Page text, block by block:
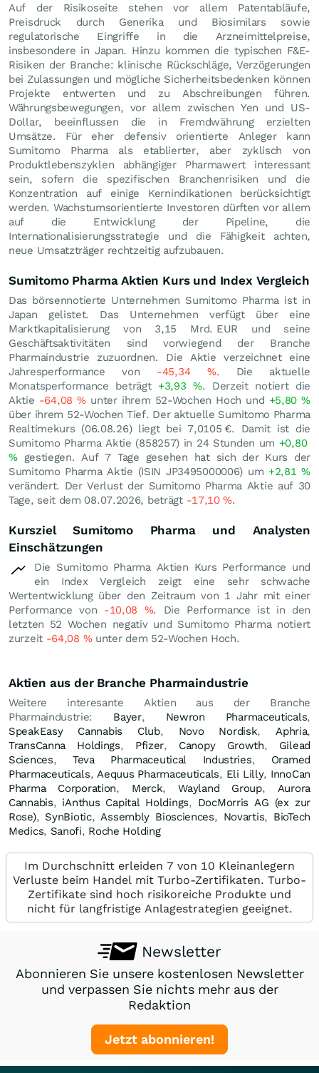
Auf der Risikoseite stehen vor allem Patentabläufe,
Preisdruck durch Generika und Biosimilars sowie
regulatorische Eingriffe in die Arzneimittelpreise,
insbesondere in Japan. Hinzu kommen die typischen F&E-
Risiken der Branche: klinische Rückschläge, Verzögerungen
bei Zulassungen und mögliche Sicherheitsbedenken können
Projekte entwerten und zu Abschreibungen führen.
Währungsbewegungen, vor allem zwischen Yen und US-
Dollar, beeinflussen die in Fremdwährung erzielten
Umsätze. Für eher defensiv orientierte Anleger kann
Sumitomo Pharma als etablierter, aber zyklisch von
Produktlebenszyklen abhängiger Pharmawert interessant
sein, sofern die spezifischen Branchenrisiken und die
Konzentration auf einige Kernindikationen berücksichtigt
werden. Wachstumsorientierte Investoren dürften vor allem
auf die Entwicklung der Pipeline, die
Internationalisierungsstrategie und die Fähigkeit achten,
neue Umsatzträger rechtzeitig aufzubauen.
Sumitomo Pharma Aktien Kurs und Index Vergleich
Das börsennotierte Unternehmen Sumitomo Pharma ist in
Japan gelistet. Das Unternehmen verfügt über eine
Marktkapitalisierung von 3,15 Mrd. EUR und seine
Geschäftsaktivitäten sind vorwiegend der Branche
Pharmaindustrie zuzuordnen. Die Aktie verzeichnet eine
Jahresperformance von -45,34 %. Die aktuelle
Monatsperformance beträgt +3,93%. Derzeit notiert die
Aktie -64,08%unter ihrem 52-Wochen Hoch und +5,80%
über ihrem 52-Wochen Tief. Der aktuelle Sumitomo Pharma
Realtimekurs (06.08.26) liegt bei 7,0105 €. Damit ist die
Sumitomo Pharma Aktie (858257) in 24 Stunden um +0,80
%gestiegen. Auf 7 Tage gesehen hat sich der Kurs der
Sumitomo Pharma Aktie (ISIN JP3495000006) um +2,81%
verändert. Der Verlust der Sumitomo Pharma Aktie auf 30
Tage, seit dem 08.07.2026, beträgt -17,10%.
Kursziel Sumitomo Pharma und Analysten
Einschätzungen
Die Sumitomo Pharma Aktien Kurs Performance und
ein Index Vergleich zeigt eine sehr schwache
Wertentwicklung über den Zeitraum von 1 Jahr mit einer
Performance von -10,08 %. Die Performance ist in den
letzten 52 Wochen negativ und Sumitomo Pharma notiert
zurzeit -64,08 %unter dem 52-Wochen Hoch.
Aktien aus der Branche Pharmaindustrie
Weitere interesante Aktien aus der Branche
Pharmaindustrie: Bayer, Newron Pharmaceuticals,
SpeakEasy Cannabis Club, Novo Nordisk,Aphria,
TransCanna Holdings, Pfizer, Canopy Growth, Gilead
Sciences, Teva Pharmaceutical Industries, Oramed
Pharmaceuticals,Aequus Pharmaceuticals, Eli Lilly, InnoCan
Pharma Corporation, Merck,Wayland Group, Aurora
Cannabis, iAnthus Capital Holdings, DocMorris AG (ex zur
Rose), SynBiotic,Assembly Biosciences, Novartis, BioTech
Medics, Sanofi, Roche Holding
Im Durchschnitt erleiden 7 von 10 Kleinanlegern
Verluste beim Handel mit Turbo-Zertifikaten. Turbo-
Zertifikate sind hoch risikoreiche Produkte und
nicht für langfristige Anlagestrategien geeignet.
Newsletter
Abonnieren Sie unsere kostenlosen Newsletter
und verpassen Sie nichts mehr aus der
Redaktion
Jetzt abonnieren!